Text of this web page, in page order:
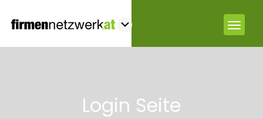
Login Seite